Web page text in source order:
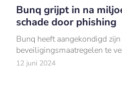
Bunq grijpt in na
schade door phishing
Bunq heeft aangekondigd zijn
beveiligingsmaatregelen te
12 juni 2024